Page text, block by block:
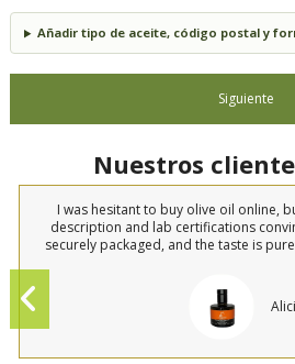
Añadir tipo de aceite, código postal y
Siguiente
Nuestros
I was hesitant to buy olive oil online,
description and lab certifications
securely packaged, and the taste is